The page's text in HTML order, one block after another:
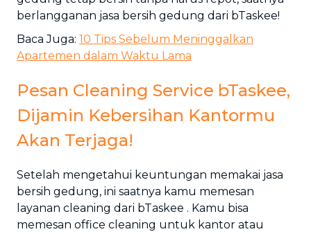
berlangganan jasa bersih gedung dari bTaskee!
Baca Juga: 10 Tips Sebelum Meninggalkan
Apartemen dalam Waktu Lama
Pesan Cleaning Service bTaskee,
Dijamin Kebersihan Kantormu
Akan Terjaga!
Setelah mengetahui keuntungan memakai jasa
bersih gedung, ini saatnya kamu memesan
layanan cleaning dari bTaskee . Kamu bisa
memesan office cleaning untuk kantor atau